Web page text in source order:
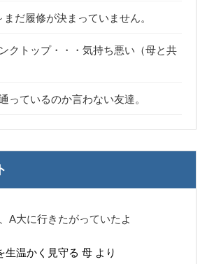
だ履修が決まっていません。
クトップ・・・気持ち悪い（母と共
っているのか言わない友達。
A大に行きたがっていたよ
生温かく見守る 母 より